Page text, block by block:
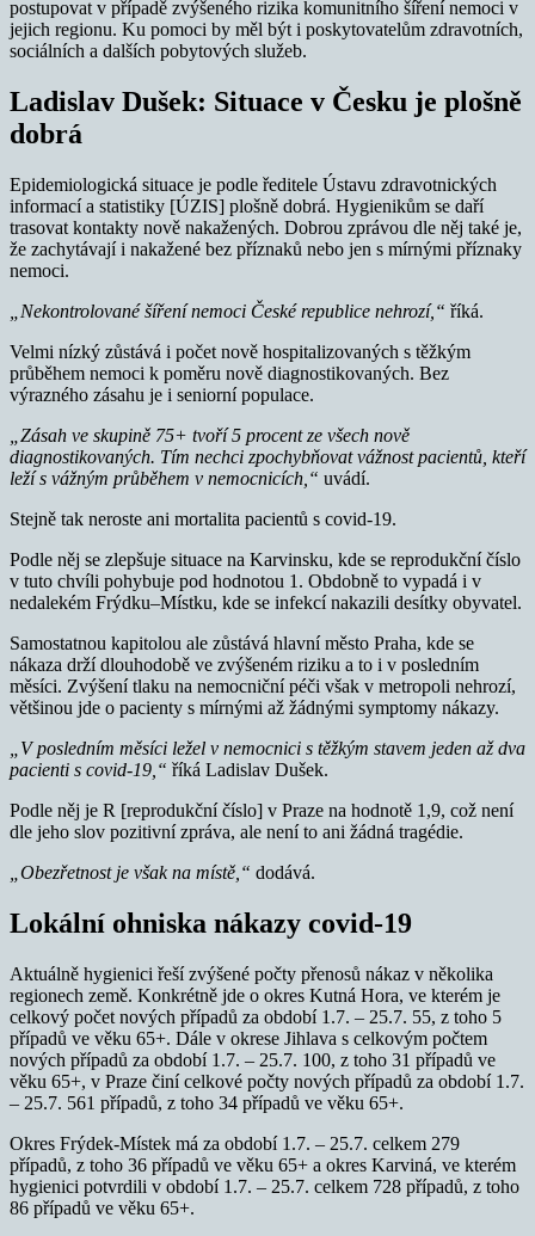
postupovat v případě zvýšeného rizika komunitního šíření nemoci v
jejich regionu. Ku pomoci by měl být i poskytovatelům zdravotních,
sociálních a dalších pobytových služeb.
Ladislav Dušek: Situace v Česku je plošně
dobrá
Epidemiologická situace je podle ředitele Ústavu zdravotnických
informací a statistiky [ÚZIS] plošně dobrá. Hygienikům se daří
trasovat kontakty nově nakažených. Dobrou zprávou dle něj také je,
že zachytávají i nakažené bez příznaků nebo jen s mírnými příznaky
nemoci.
„Nekontrolované šíření nemoci České republice nehrozí,“ říká.
Velmi nízký zůstává i počet nově hospitalizovaných s těžkým
průběhem nemoci k poměru nově diagnostikovaných. Bez
výrazného zásahu je i seniorní populace.
„Zásah ve skupině 75+ tvoří 5 procent ze všech nově
diagnostikovaných. Tím nechci zpochybňovat vážnost pacientů, kteří
leží s vážným průběhem v nemocnicích,“ uvádí.
Stejně tak neroste ani mortalita pacientů s covid-19.
Podle něj se zlepšuje situace na Karvinsku, kde se reprodukční číslo
v tuto chvíli pohybuje pod hodnotou 1. Obdobně to vypadá i v
nedalekém Frýdku–Místku, kde se infekcí nakazili desítky obyvatel.
Samostatnou kapitolou ale zůstává hlavní město Praha, kde se
nákaza drží dlouhodobě ve zvýšeném riziku a to i v posledním
měsíci. Zvýšení tlaku na nemocniční péči však v metropoli nehrozí,
většinou jde o pacienty s mírnými až žádnými symptomy nákazy.
„V posledním měsíci ležel v nemocnici s těžkým stavem jeden až dva
pacienti s covid-19,“ říká Ladislav Dušek.
Podle něj je R [reprodukční číslo] v Praze na hodnotě 1,9, což není
dle jeho slov pozitivní zpráva, ale není to ani žádná tragédie.
„Obezřetnost je však na místě,“ dodává.
Lokální ohniska nákazy covid-19
Aktuálně hygienici řeší zvýšené počty přenosů nákaz v několika
regionech země. Konkrétně jde o okres Kutná Hora, ve kterém je
celkový počet nových případů za období 1.7. – 25.7. 55, z toho 5
případů ve věku 65+. Dále v okrese Jihlava s celkovým počtem
nových případů za období 1.7. – 25.7. 100, z toho 31 případů ve
věku 65+, v Praze činí celkové počty nových případů za období 1.7.
– 25.7. 561 případů, z toho 34 případů ve věku 65+.
Okres Frýdek-Místek má za období 1.7. – 25.7. celkem 279
případů, z toho 36 případů ve věku 65+ a okres Karviná, ve kterém
hygienici potvrdili v období 1.7. – 25.7. celkem 728 případů, z toho
86 případů ve věku 65+.